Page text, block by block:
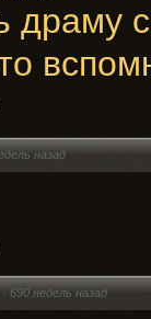
драму
назад
· 690 недель назад